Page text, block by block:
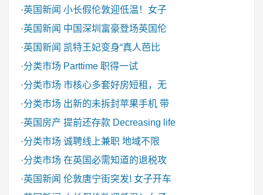
·英国新闻 小长假伦敦迎低温！女子
·英国新闻 中国深圳富豪登场英国伦
·英国新闻 凯特王妃变身“真人芭比
·分类市场 Parttime 职得一试
·分类市场 市核心多套好房短租，无
·分类市场 出新的未拆封苹果手机 带
·英国房产 提前还存款 Decreasing life
·分类市场 诚聘线上兼职 地域不限
·分类市场 在英国必需知道的退税攻
·英国新闻 伦敦唐宁街突发! 女子开车